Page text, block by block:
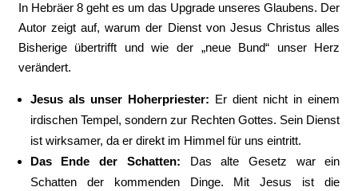
In Hebräer 8 geht es um das Upgrade unseres Glaubens. Der
Autor zeigt auf, warum der Dienst von Jesus Christus alles
Bisherige übertrifft und wie der „neue Bund“ unser Herz
verändert.
Jesus als unser Hoherpriester: Er dient nicht in einem
irdischen Tempel, sondern zur Rechten Gottes. Sein Dienst
ist wirksamer, da er direkt im Himmel für uns eintritt.
Das Ende der Schatten: Das alte Gesetz war ein
Schatten der kommenden Dinge. Mit Jesus ist die